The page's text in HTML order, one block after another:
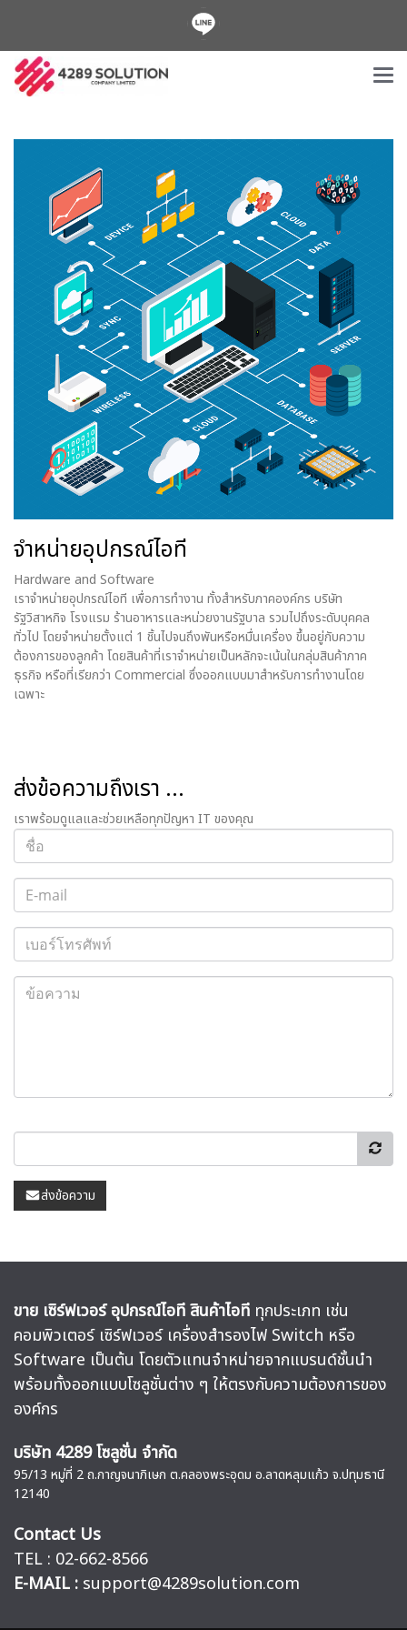
จำหน่ายอุปกรณ์ไอที
Hardware and Software
เราจำหน่ายอุปกรณ์ไอที เพื่อการทำงาน ทั้งสำหรับภาคองค์กร บริษัท
รัฐวิสาหกิจ โรงแรม ร้านอาหารและหน่วยงานรัฐบาล รวมไปถึงระดับบุคคล
ทั่วไป โดยจำหน่ายตั้งแต่ 1 ชิ้นไปจนถึงพันหรือหมื่นเครื่อง ขึ้นอยู่กับความ
ต้องการของลูกค้า โดยสินค้าที่เราจำหน่ายเป็นหลักจะเน้นในกลุ่มสินค้าภาค
ธุรกิจ หรือที่เรียกว่า Commercial ซึ่งออกแบบมาสำหรับการทำงานโดย
เฉพาะ
ส่งข้อความถึงเรา ...
เราพร้อมดูแลและช่วยเหลือทุกปัญหา IT ของคุณ
ส่งข้อความ
ขาย เซิร์ฟเวอร์ อุปกรณ์ไอที สินค้าไอที ทุกประเภท เช่น
คอมพิวเตอร์ เซิร์ฟเวอร์ เครื่องสำรองไฟ Switch หรือ
Software เป็นต้น โดยตัวแทนจำหน่ายจากแบรนด์ชั้นนำ
พร้อมทั้งออกแบบโซลูชั่นต่าง ๆ ให้ตรงกับความต้องการของ
องค์กร
บริษัท 4289 โซลูชั่น จำกัด
95/13 หมู่ที่ 2 ถ.กาญจนาภิเษก ต.คลองพระอุดม อ.ลาดหลุมแก้ว จ.ปทุมธานี
12140
Contact Us
TEL : 02-662-8566
E-MAIL : support@4289solution.com